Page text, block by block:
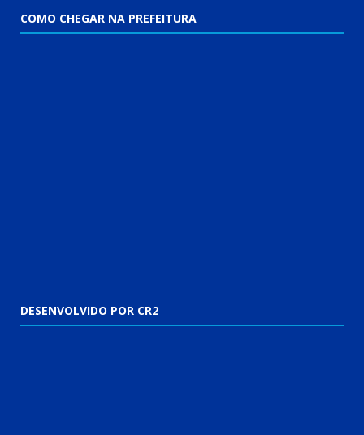
COMO CHEGAR NA PREFEITURA
DESENVOLVIDO POR CR2